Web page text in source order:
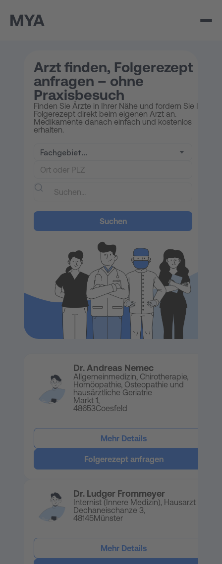
Arzt finden, Folgerezept
anfragen – ohne
Praxisbesuch
Finden Sie Ärzte in Ihrer Nähe und fordern Sie Ihr
Folgerezept direkt beim eigenen Arzt an.
Medikamente danach einfach und kostenlos
erhalten.
Dr. Andreas Nemec
Allgemeinmedizin, Chirotherapie,
Homöopathie, Osteopathie und
hausärztliche Geriatrie
Markt 1,
48653Coesfeld
Mehr Details
Folgerezept anfragen
Dr. Ludger Frommeyer
Internist (Innere Medizin), Hausarzt
Dechaneischanze 3,
48145Münster
Mehr Details